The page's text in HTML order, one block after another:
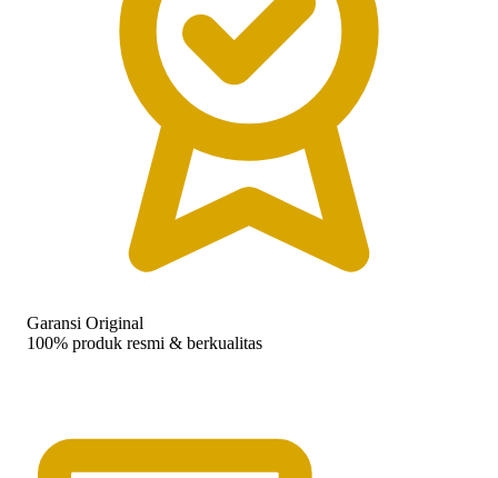
Garansi Original
100% produk resmi & berkualitas